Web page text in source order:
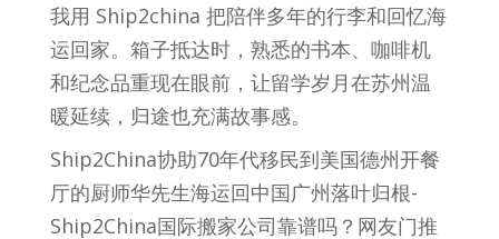
我用 Ship2china 把陪伴多年的行李和回忆海
运回家。箱子抵达时，熟悉的书本、咖啡机
和纪念品重现在眼前，让留学岁月在苏州温
暖延续，归途也充满故事感。
Ship2China协助70年代移民到美国德州开餐
厅的厨师华先生海运回中国广州落叶归根-
Ship2China国际搬家公司靠谱吗？网友门推